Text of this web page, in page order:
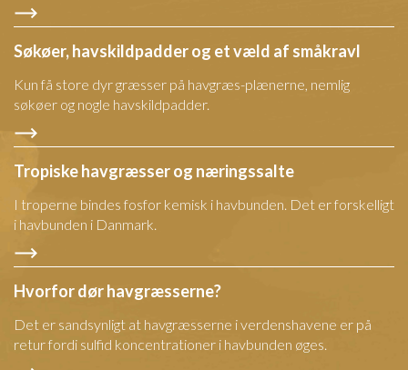
Søkøer, havskildpadder og et væld af småkravl
Kun få store dyr græsser på havgræs-plænerne, nemlig
søkøer og nogle havskildpadder.
Tropiske havgræsser og næringssalte
I troperne bindes fosfor kemisk i havbunden. Det er forskelligt
i havbunden i Danmark.
Hvorfor dør havgræsserne?
Det er sandsynligt at havgræsserne i verdenshavene er på
retur fordi sulfid koncentrationer i havbunden øges.